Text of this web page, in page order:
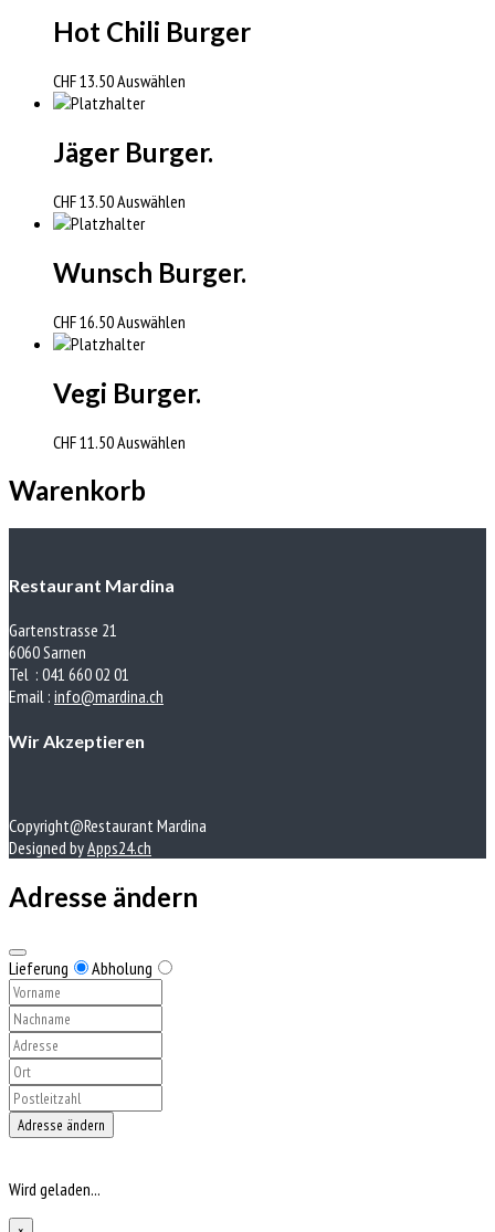
Hot Chili Burger
CHF13.50Auswählen
Jäger Burger.
CHF13.50Auswählen
Wunsch Burger.
CHF16.50Auswählen
Vegi Burger.
CHF11.50Auswählen
Warenkorb
Restaurant Mardina
Gartenstrasse 21
6060 Sarnen
Tel : 041 660 02 01
Email : info@mardina.ch
Wir Akzeptieren
Copyright@Restaurant Mardina
Designed byApps24.ch
Adresse ändern
Lieferung Abholung
Adresse ändern
Wird geladen...